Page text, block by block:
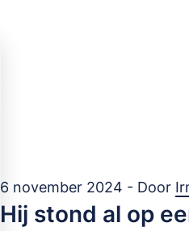
6 november 2024 - Door
Hij stond al op